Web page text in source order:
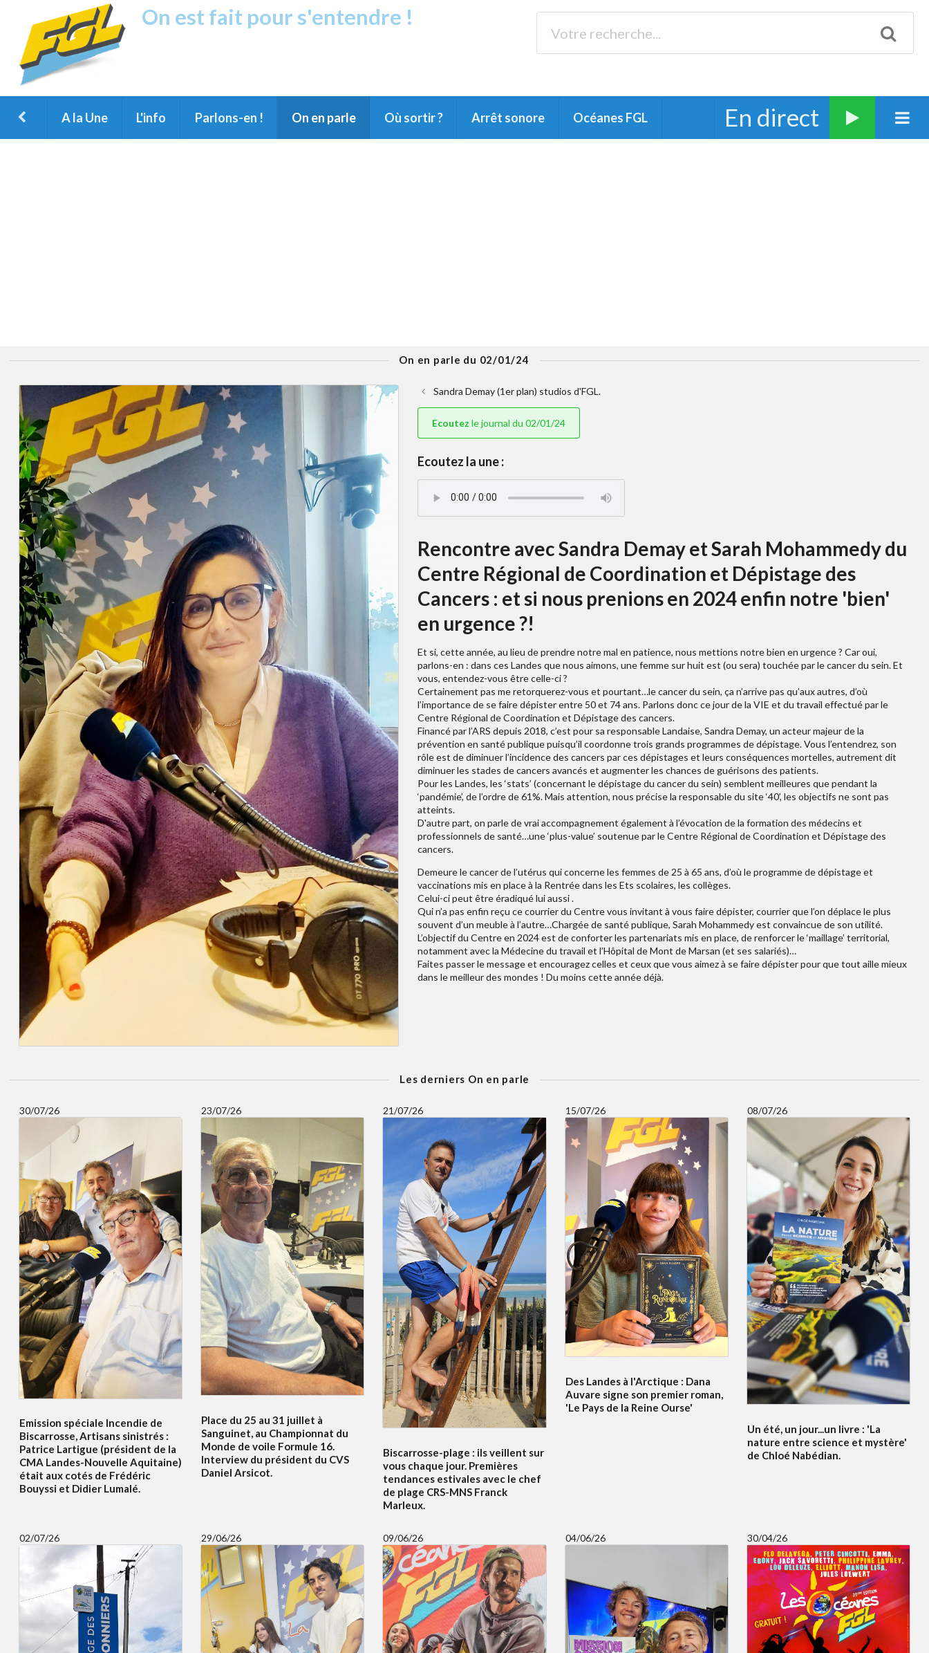
On est fait pour s'entendre !
A la Une L'info Parlons-en ! On en parle Où sortir ? Arrêt sonore Océanes FGL En direct
On en parle du 02/01/24
Sandra Demay (1er plan) studios d'FGL.
Ecoutez le journal du 02/01/24
Ecoutez la une :
Rencontre avec Sandra Demay et Sarah Mohammedy du
Centre Régional de Coordination et Dépistage des
Cancers : et si nous prenions en 2024 enfin notre 'bien'
en urgence ?!
Et si, cette année, au lieu de prendre notre mal en patience, nous mettions notre bien en urgence ? Car oui,
parlons-en : dans ces Landes que nous aimons, une femme sur huit est (ou sera) touchée par le cancer du sein. Et
vous, entendez-vous être celle-ci ?
Certainement pas me retorquerez-vous et pourtant…le cancer du sein, ça n’arrive pas qu’aux autres, d’où
l’importance de se faire dépister entre 50 et 74 ans. Parlons donc ce jour de la VIE et du travail effectué par le
Centre Régional de Coordination et Dépistage des cancers.
Financé par l’ARS depuis 2018, c’est pour sa responsable Landaise, Sandra Demay, un acteur majeur de la
prévention en santé publique puisqu’il coordonne trois grands programmes de dépistage. Vous l’entendrez, son
rôle est de diminuer l’incidence des cancers par ces dépistages et leurs conséquences mortelles, autrement dit
diminuer les stades de cancers avancés et augmenter les chances de guérisons des patients.
Pour les Landes, les ‘stats’ (concernant le dépistage du cancer du sein) semblent meilleures que pendant la
‘pandémie’, de l’ordre de 61%. Mais attention, nous précise la responsable du site ‘40’, les objectifs ne sont pas
atteints.
D'autre part, on parle de vrai accompagnement également à l’évocation de la formation des médecins et
professionnels de santé…une ‘plus-value’ soutenue par le Centre Régional de Coordination et Dépistage des
cancers.
Demeure le cancer de l’utérus qui concerne les femmes de 25 à 65 ans, d’où le programme de dépistage et
vaccinations mis en place à la Rentrée dans les Ets scolaires, les collèges.
Celui-ci peut être éradiqué lui aussi .
Qui n’a pas enfin reçu ce courrier du Centre vous invitant à vous faire dépister, courrier que l’on déplace le plus
souvent d’un meuble à l’autre…Chargée de santé publique, Sarah Mohammedy est convaincue de son utilité.
L’objectif du Centre en 2024 est de conforter les partenariats mis en place, de renforcer le ‘maillage’ territorial,
notamment avec la Médecine du travail et l’Hôpital de Mont de Marsan (et ses salariés)…
Faites passer le message et encouragez celles et ceux que vous aimez à se faire dépister pour que tout aille mieux
dans le meilleur des mondes ! Du moins cette année déjà.
Les derniers On en parle
30/07/26
Emission spéciale Incendie de
Biscarrosse, Artisans sinistrés :
Patrice Lartigue (président de la
CMA Landes-Nouvelle Aquitaine)
était aux cotés de Frédéric
Bouyssi et Didier Lumalé.
23/07/26
Place du 25 au 31 juillet à
Sanguinet, au Championnat du
Monde de voile Formule 16.
Interview du président du CVS
Daniel Arsicot.
21/07/26
Biscarrosse-plage : ils veillent sur
vous chaque jour. Premières
tendances estivales avec le chef
de plage CRS-MNS Franck
Marleux.
15/07/26
Des Landes à l'Arctique : Dana
Auvare signe son premier roman,
'Le Pays de la Reine Ourse'
08/07/26
Un été, un jour...un livre : 'La
nature entre science et mystère'
de Chloé Nabédian.
02/07/26 29/06/26 09/06/26 04/06/26 30/04/26